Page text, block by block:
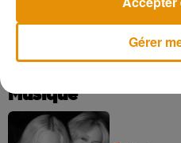
Musique
Gérer